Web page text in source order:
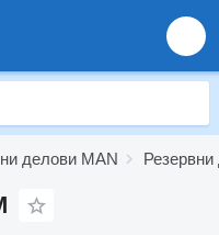
делови MAN